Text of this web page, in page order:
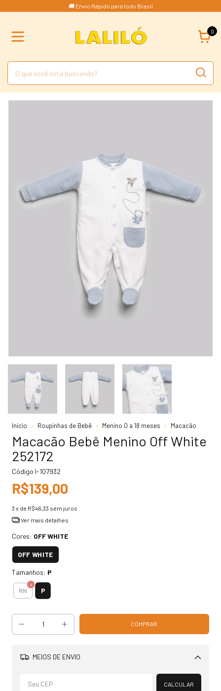
🚚 Envio Rápido para todo Brasil
0
Início Roupinhas de Bebê Menino 0 a 18 meses Macacão
Macacão Bebê Menino Off White
252172
Código I-107932
R$139,00
3 x de R$46,33 sem juros
Ver mais detalhes
Cores: OFF WHITE
OFF WHITE
Tamanhos: P
RN P
MEIOS DE ENVIO
Alterar CEP
CALCULAR